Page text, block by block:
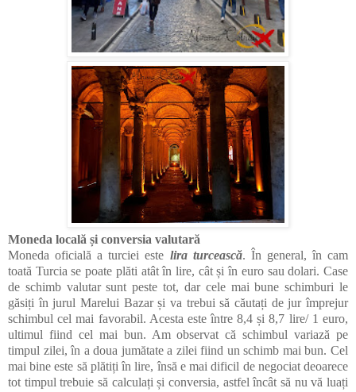
Moneda locală și conversia valutară
Moneda oficială a turciei este lira turcească. În general, în cam
toată Turcia se poate plăti atât în lire, cât și în euro sau dolari. Case
de schimb valutar sunt peste tot, dar cele mai bune schimburi le
găsiți în jurul Marelui Bazar și va trebui să căutați de jur împrejur
schimbul cel mai favorabil. Acesta este între 8,4 și 8,7 lire/ 1 euro,
ultimul fiind cel mai bun. Am observat că schimbul variază pe
timpul zilei, în a doua jumătate a zilei fiind un schimb mai bun. Cel
mai bine este să plătiți în lire, însă e mai dificil de negociat deoarece
tot timpul trebuie să calculați și conversia, astfel încât să nu vă luați